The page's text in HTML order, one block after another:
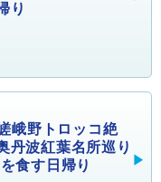
り
峨野トロッコ絶
丹波紅葉名所巡り
食す日帰り